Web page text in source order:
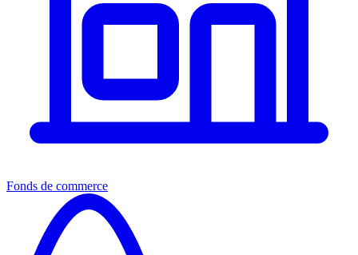
Fonds de commerce